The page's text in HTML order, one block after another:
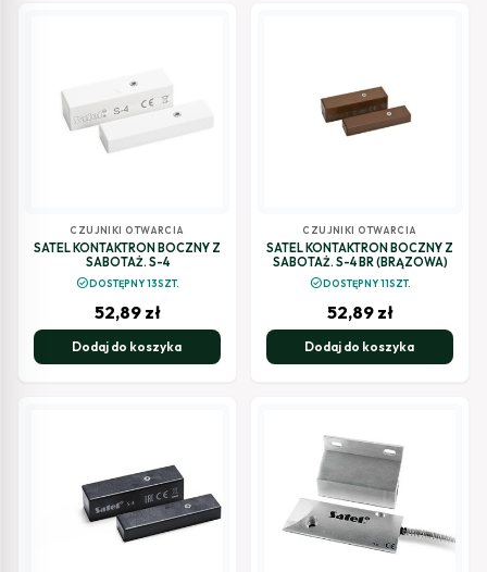
CZUJNIKI OTWARCIA
SATEL KONTAKTRON BOCZNY Z
SABOTAŻ. S-4
check_circleDOSTĘPNY 13SZT.
52,89 zł
Dodaj do koszyka
CZUJNIKI OTWARCIA
SATEL KONTAKTRON BOCZNY Z
SABOTAŻ. S-4 BR (BRĄZOWA)
check_circleDOSTĘPNY 11SZT.
52,89 zł
Dodaj do koszyka